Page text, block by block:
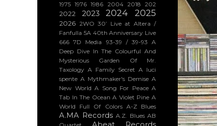
1975 1976 1986 2004 2018 202
2022 2023 2024 2025
2026 2WO 30’ Live at Altera /
Fanfulla 5A 40th Anniversary Live
666 7D Media 93-39 / 39-93
A
Deep Dive In The Colourful And
Mysterious Garden Of Mr.
Taxology A Family Secret A luci
spente A Mythmaker's Demise A
New World A Song For Peace A
Tab In The Ocean A Violet Pine A
World Full Of Colors A-Z Blues
A.MA Records A.Z. Blues AB